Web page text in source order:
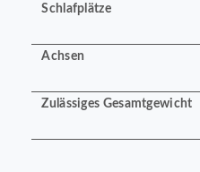
Schlafplätze
Achsen
Zulässiges Gesamtgewicht